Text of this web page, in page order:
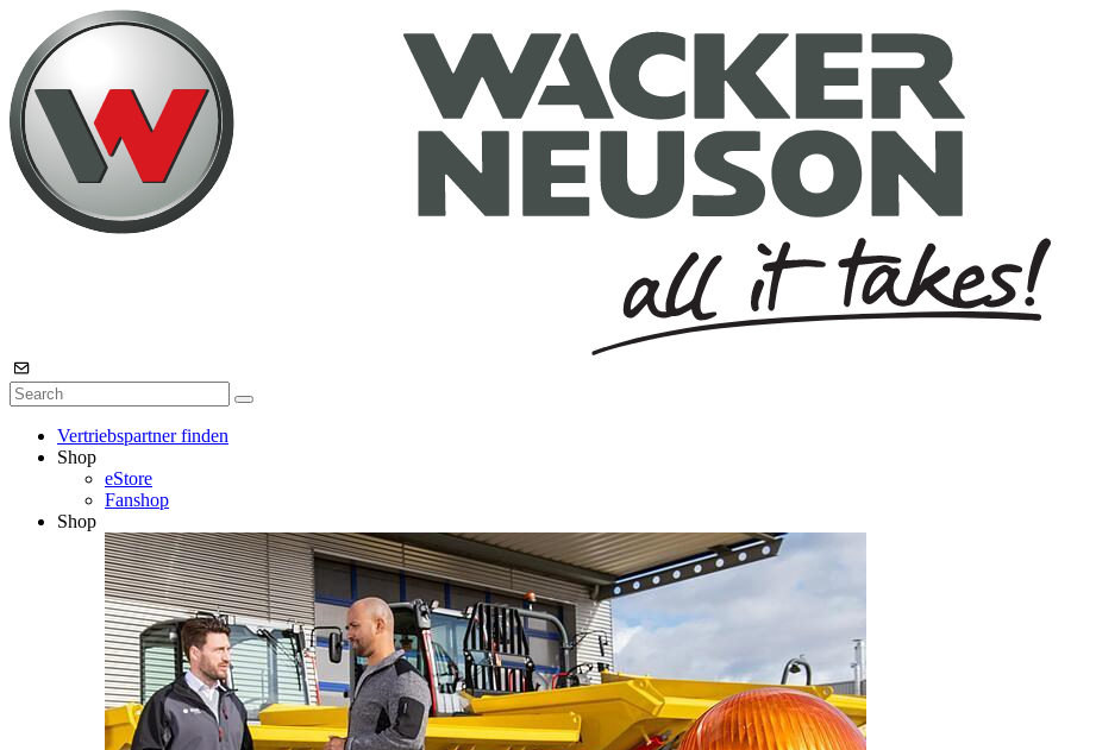
Vertriebspartner finden
Shop
eStore
Fanshop
Shop